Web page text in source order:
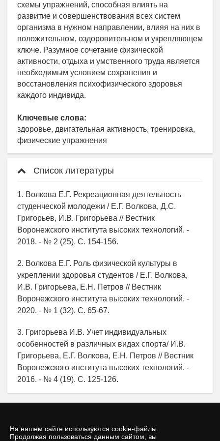
На нашем сайте используются cookie-файлы.
Продолжая пользоваться данным сайтом, вы
схемы упражнений, способная влиять на
развитие и совершенствования всех систем
организма в нужном направлении, влияя на них в
положительном, оздоровительном и укрепляющем
ключе. Разумное сочетание физической
активности, отдыха и умственного труда является
необходимым условием сохранения и
восстановления психофизического здоровья
каждого индивида.
Ключевые слова:
здоровье, двигательная активность, тренировка,
физические упражнения
Список литературы
1. Волкова Е.Г. Рекреационная деятельность
студенческой молодежи / Е.Г. Волкова, Д.С.
Григорьев, И.В. Григорьева // Вестник
Воронежского института высоких технологий. -
2018. - № 2 (25). С. 154-156.
2. Волкова Е.Г. Роль физической культуры в
укреплении здоровья студентов / Е.Г. Волкова,
И.В. Григорьева, Е.Н. Петров // Вестник
Воронежского института высоких технологий. -
2020. - № 1 (32). С. 65-67.
3. Григорьева И.В. Учет индивидуальных
особенностей в различных видах спорта/ И.В.
Григорьева, Е.Г. Волкова, Е.Н. Петров // Вестник
Воронежского института высоких технологий. -
2016. - № 4 (19). С. 125-126.